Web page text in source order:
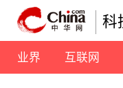
科
业界 互联网